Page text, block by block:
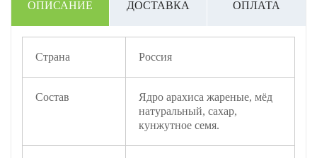
ОПИСАНИЕ ДОСТАВКА ОПЛАТА
Страна Россия
Состав
Ядро арахиса жареные, мёд
натуральный, сахар,
кунжутное семя.